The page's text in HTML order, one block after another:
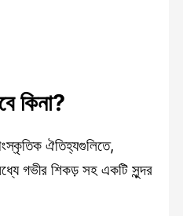
কিনা?
ঐতিহ্যগুলিতে,
গভীর শিকড় সহ একটি সুন্দর